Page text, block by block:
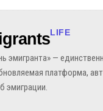
LIFE
эмигранта» —
платформа,
эмиграции.